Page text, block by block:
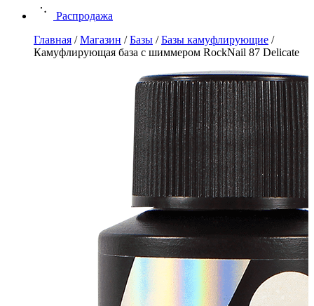
Распродажа
Главная /Магазин /Базы /Базы камуфлирующие /
Камуфлирующая база с шиммером RockNail 87 Delicate